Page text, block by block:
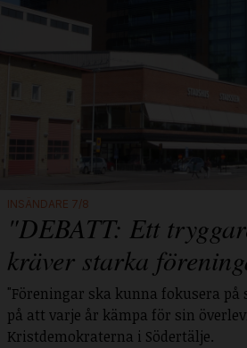
INSÄNDARE 7/8
"DEBATT: Ett
kräver starka
"Föreningar ska kunna fokusera
på att varje år kämpa för sin
Kristdemokraterna i Södertälje.